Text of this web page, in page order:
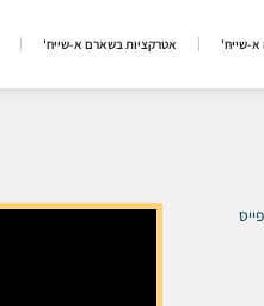
א-שייח' אטרקציות בשארם א-שייח'